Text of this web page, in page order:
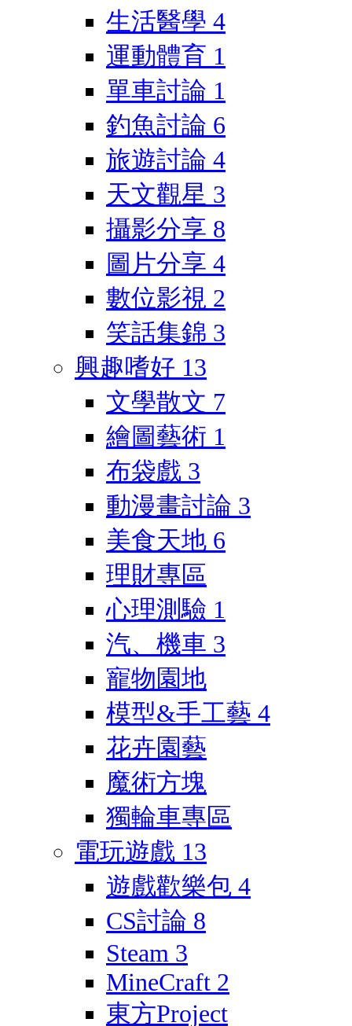
生活醫學 4
運動體育 1
單車討論 1
釣魚討論 6
旅遊討論 4
天文觀星 3
攝影分享 8
圖片分享 4
數位影視 2
笑話集錦 3
興趣嗜好 13
文學散文 7
繪圖藝術 1
布袋戲 3
動漫畫討論 3
美食天地 6
理財專區
心理測驗 1
汽、機車 3
寵物園地
模型&手工藝 4
花卉園藝
魔術方塊
獨輪車專區
電玩遊戲 13
遊戲歡樂包 4
CS討論 8
Steam 3
MineCraft 2
東方Project